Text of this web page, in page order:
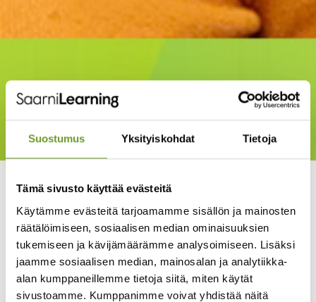
Suostumus Yksityiskohdat Tietoja
Tämä sivusto käyttää evästeitä
Käytämme evästeitä tarjoamamme sisällön ja mainosten
räätälöimiseen, sosiaalisen median ominaisuuksien
tukemiseen ja kävijämäärämme analysoimiseen. Lisäksi
jaamme sosiaalisen median, mainosalan ja analytiikka-
alan kumppaneillemme tietoja siitä, miten käytät
sivustoamme. Kumppanimme voivat yhdistää näitä
Katja Häkkinen on aloittanut Saarni Learningin uutena
myyntipäällikkönä 1.2.
Hän on työskennellyt tietojärjestelmien ratkaisumyynnissä jo
rakentamisen lisäksi työskennellyt julkisten hankintojen
kehittämisen parissa Impaktilla.
Lämpimästi tervetuloa tiimiin, Katja!